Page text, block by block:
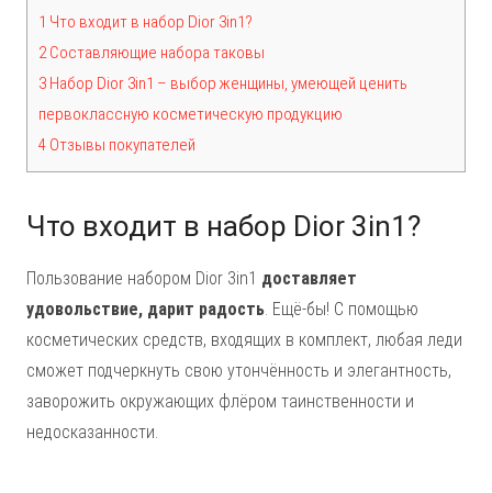
1 Что входит в набор Dior 3in1?
2 Составляющие набора таковы
3 Набор Dior 3in1 – выбор женщины, умеющей ценить
первоклассную косметическую продукцию
4 Отзывы покупателей
Что входит в набор Dior 3in1?
Пользование набором Dior 3in1 доставляет
удовольствие, дарит радость. Ещё-бы! С помощью
косметических средств, входящих в комплект, любая леди
сможет подчеркнуть свою утончённость и элегантность,
заворожить окружающих флёром таинственности и
недосказанности.